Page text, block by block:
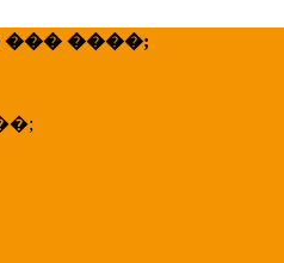
����;